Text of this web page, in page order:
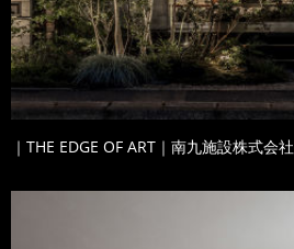
｜THE EDGE OF ART｜南九施設株式会社